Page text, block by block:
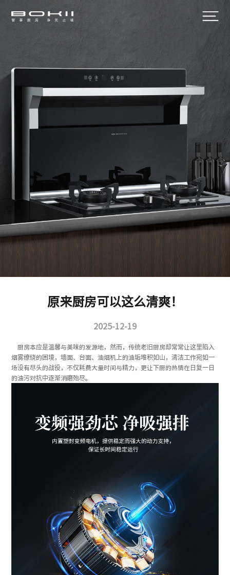
原来厨房可以这么清爽！
2025-12-19
厨房本应是温馨与美味的发源地，然而，传统老旧厨房却常常让这里陷入
烟雾缭绕的困境，墙面、台面、油烟机上的油垢堆积如山，清洁工作宛如一
场没有尽头的战役，不仅耗费大量时间与精力，更让下厨的热情在日复一日
的油污对抗中逐渐消磨殆尽。